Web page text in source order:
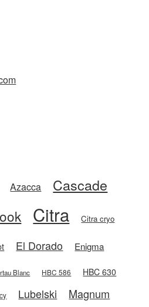
Azacca Cascade
Citra Citra cryo
El Dorado Enigma
Blanc HBC 586 HBC 630
Lubelski
Magnum